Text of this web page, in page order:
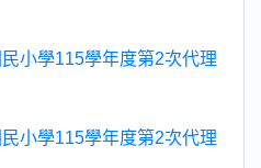
小學115學年度第2次代理
小學115學年度第2次代理